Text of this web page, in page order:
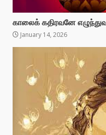
காலைக் கதிரவனே
January 14, 2026